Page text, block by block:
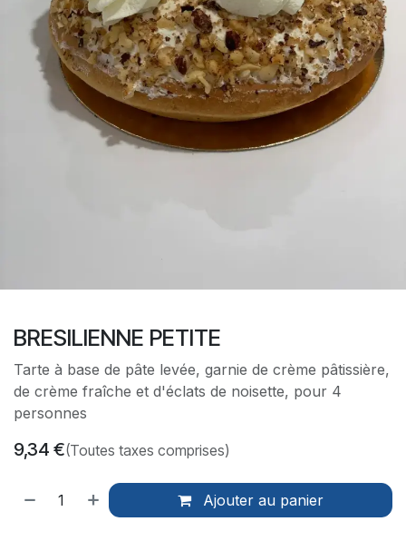
BRESILIENNE PETITE
Tarte à base de pâte levée, garnie de crème pâtissière,
de crème fraîche et d'éclats de noisette, pour 4
personnes
9,34 €(Toutes taxes comprises)
Ajouter au panier